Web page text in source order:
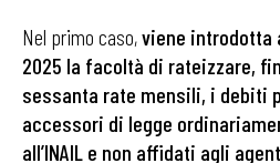
Nel primo caso,viene introdotta
2025 la facoltà di rateizzare,
sessanta rate mensili, i debiti
accessori di legge
all’INAIL e non affidati agli